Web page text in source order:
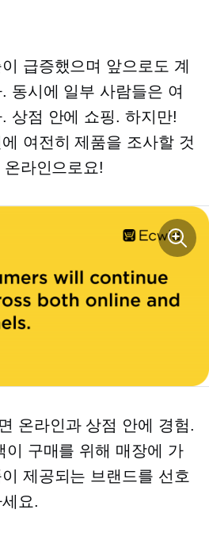
급증했으며 앞으로도 계
동시에 일부 사람들은 여
상점 안에 쇼핑. 하지만!
여전히 제품을 조사할 것
라인으로요!
온라인과 상점 안에 경험.
이 구매를 위해 매장에 가
제공되는 브랜드를 선호
요.